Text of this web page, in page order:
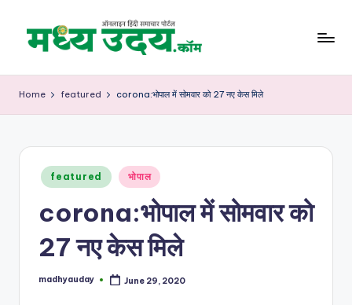
a
d
h
U
Home featured corona:भोपाल में सोमवार को 27 नए केस मिले
Posted
in
featured भोपाल
corona:भोपाल में सोमवार को
27 नए केस मिले
Posted
madhyauday June 29, 2020